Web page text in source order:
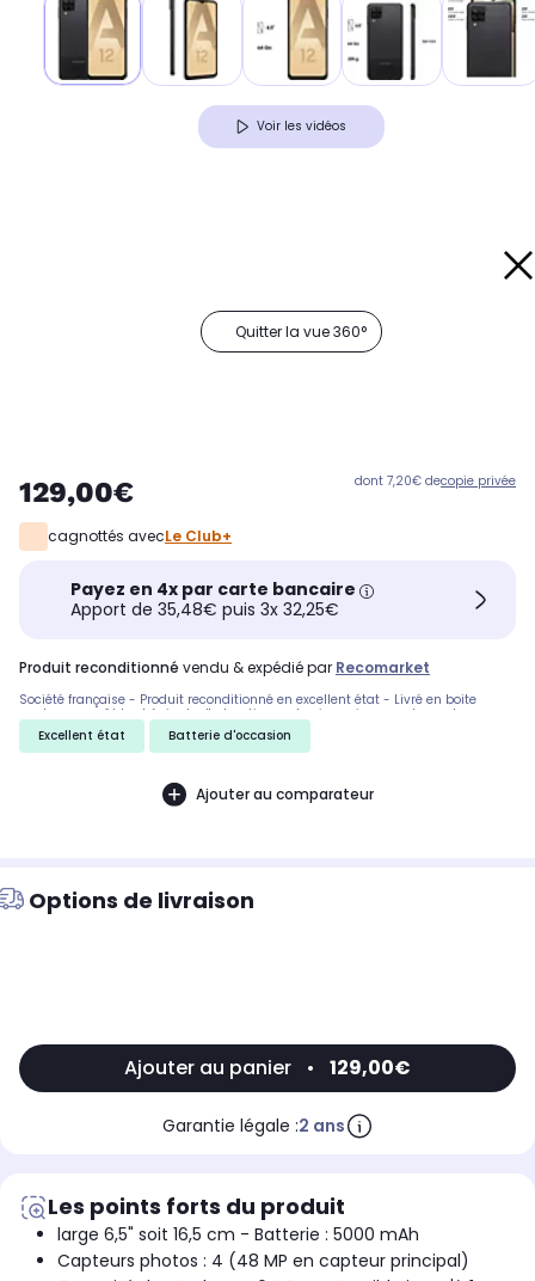
Voir les vidéos
Quitter la vue 360°
129,00€ dont 7,20€ decopie privée
cagnottés avecLe Club+
Payez en 4x par carte bancaire
Apport de 35,48€ puis 3x 32,25€
produit reconditionné vendu & expédié par Recomarket
Société française - Produit reconditionné en excellent état - Livré en boite
neutre avec câble et épingle d'extraction carte sim uniquement pour les
smartphones et tablettes - Service client disponible et à votre écoute
Excellent état Batterie d'occasion
Ajouter au comparateur
Options de livraison
Ajouter au panier • 129,00€
Garantie légale :2 ans
Les points forts du produit
large 6,5" soit 16,5 cm - Batterie : 5000 mAh
Capteurs photos : 4 (48 MP en capteur principal)